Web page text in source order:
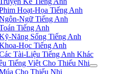
Hoạt-Họa Tiếng Anh
Ngữ Tiếng Anh
Tiếng Anh
Năng Sống Tiếng Anh
Học Tiếng Anh
Tài-Liệu Tiếng Anh Khác
Tiếng Việt Cho Thiếu Nhi
Cho Thiếu Nhi